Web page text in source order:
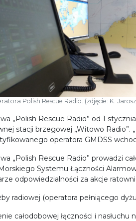
Polish Rescue Radio. (zdjęcie: K.
„Polish Rescue Radio” od 1
stacji brzegowej „Witowo Radio”.
operatora GMDSS
„Polish Rescue Radio” prowadzi
Systemu Łączności
odpowiedzialności za akcje
radiowej (operatora pełniącego
całodobowej łączności i nasłuchu